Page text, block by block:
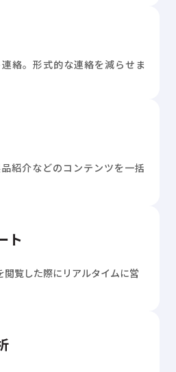
絡。形式的な連絡を減らせま
紹介などのコンテンツを一括
ト
閲覧した際にリアルタイムに営